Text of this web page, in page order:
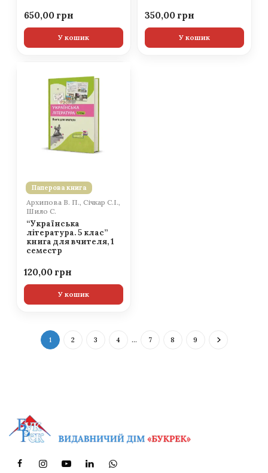
650,00
У кошик
350,00
У кошик
Паперова книга
Архипова В. П., Січкар С.І.,
Шило С.
“Українська
література. 5 клас”
книга для вчителя, 1
семестр
120,00
У кошик
1 2 3 4 … 7 8 9